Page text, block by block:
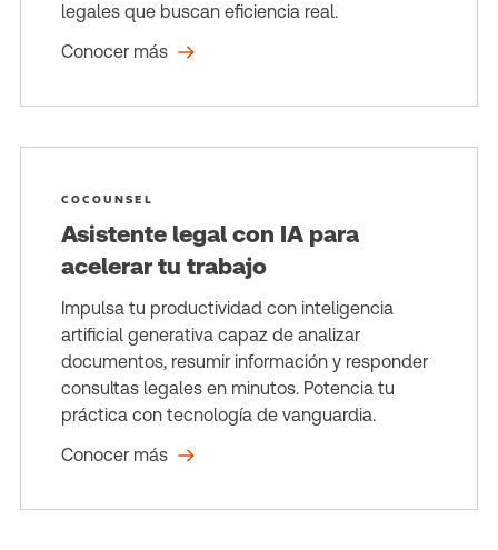
legales que buscan eficiencia real.
Conocer más
COCOUNSEL
Asistente legal con IA para
acelerar tu trabajo
Impulsa tu productividad con inteligencia
artificial generativa capaz de analizar
documentos, resumir información y responder
consultas legales en minutos. Potencia tu
práctica con tecnología de vanguardia.
Conocer más